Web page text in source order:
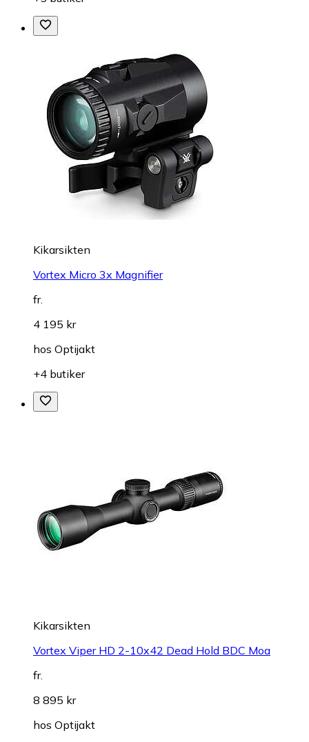
Kikarsikten
Vortex Micro 3x Magnifier
fr.
4 195 kr
hos Optijakt
+4 butiker
Kikarsikten
Vortex Viper HD 2-10x42 Dead Hold BDC Moa
fr.
8 895 kr
hos Optijakt